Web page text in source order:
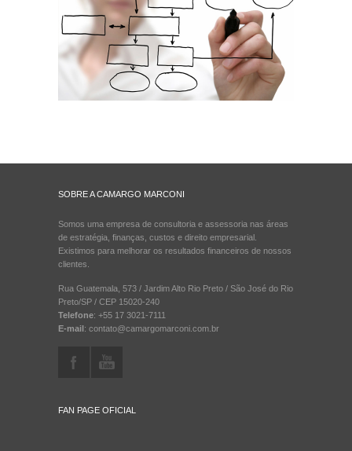
SOBRE A CAMARGO MARCONI
Somos uma empresa de consultoria e assessoria nas áreas
de estratégia, finanças, custos e direito empresarial.
Existimos para melhorar os resultados financeiros de nossos
clientes.
Rua Guatemala, 573 / Jardim Alto Rio Preto / São José do Rio
Preto/SP / CEP 15020-240
Telefone: +55 17 3021-7111
E-mail: contato@camargomarconi.com.br
FAN PAGE OFICIAL